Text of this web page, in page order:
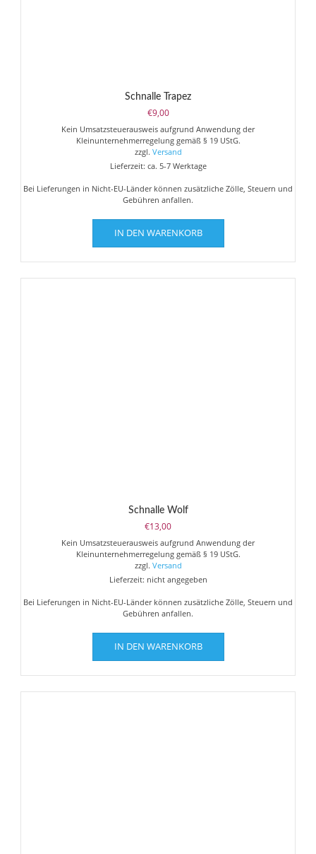
Schnalle Trapez
€9,00
Kein Umsatzsteuerausweis aufgrund Anwendung der
Kleinunternehmerregelung gemäß § 19 UStG.
zzgl. Versand
Lieferzeit: ca. 5-7 Werktage
Bei Lieferungen in Nicht-EU-Länder können zusätzliche Zölle, Steuern und
Gebühren anfallen.
IN DEN WARENKORB
Schnalle Wolf
€13,00
Kein Umsatzsteuerausweis aufgrund Anwendung der
Kleinunternehmerregelung gemäß § 19 UStG.
zzgl. Versand
Lieferzeit: nicht angegeben
Bei Lieferungen in Nicht-EU-Länder können zusätzliche Zölle, Steuern und
Gebühren anfallen.
IN DEN WARENKORB